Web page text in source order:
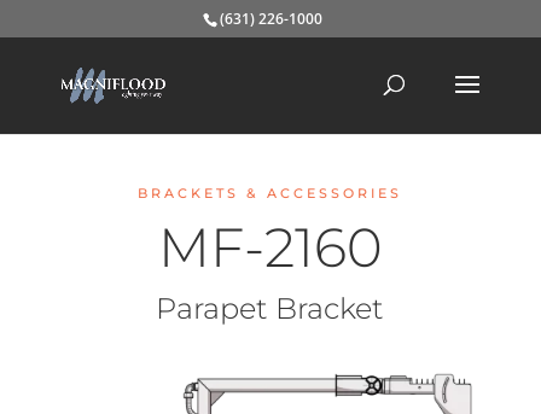
(631) 226-1000
BRACKETS & ACCESSORIES
MF-2160
Parapet Bracket